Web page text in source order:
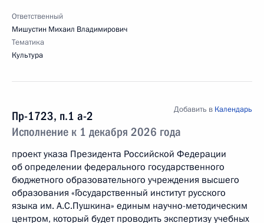
Ответственный
Мишустин Михаил Владимирович
Тематика
Культура
Пр-1723, п.1 а-2
Исполнение к 1 декабря 2026 года
Добавить в Календарь
проект указа Президента Российской Федерации
об определении федерального государственного
бюджетного образовательного учреждения высшего
образования «Государственный институт русского
языка им. А.С.Пушкина» единым научно-методическим
центром, который будет проводить экспертизу учебных